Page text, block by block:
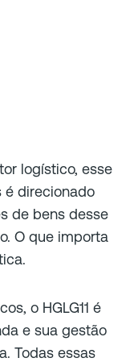
logístico, esse
é direcionado
de bens desse
O que importa
o HGLG11 é
e sua gestão
Todas essas